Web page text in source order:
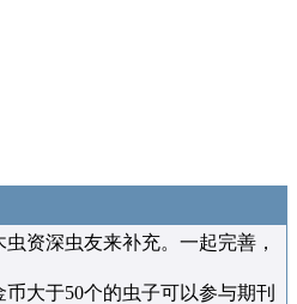
资深虫友来补充。一起完善，
大于50个的虫子可以参与期刊